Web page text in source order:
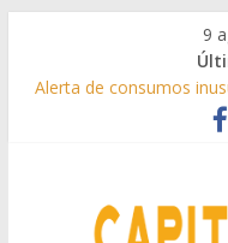
9
Alerta de consumos
telelectura de Canal de
Francisco Garcinuño
patronales de Pozuelo